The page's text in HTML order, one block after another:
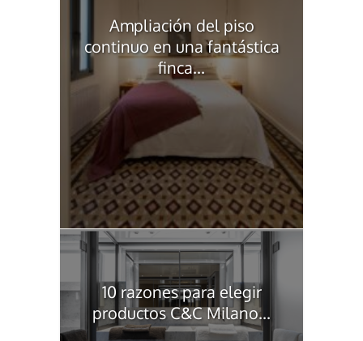
Ampliación del piso
continuo en una fantástica
finca...
10 razones para elegir
productos C&C Milano...